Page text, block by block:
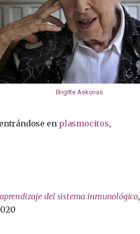
Brigitte Askonas.
en plasmocitos,
del sistema inmunológico,